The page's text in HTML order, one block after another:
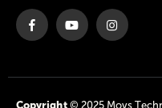
Copyright© 2025 Movs